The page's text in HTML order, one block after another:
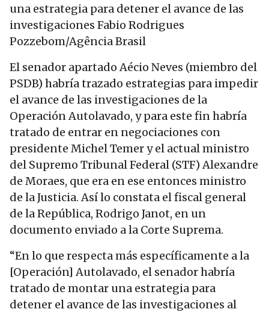
una estrategia para detener el avance de las
investigaciones Fabio Rodrigues
Pozzebom/Agência Brasil
El senador apartado Aécio Neves (miembro del
PSDB) habría trazado estrategias para impedir
el avance de las investigaciones de la
Operación Autolavado, y para este fin habría
tratado de entrar en negociaciones con
presidente Michel Temer y el actual ministro
del Supremo Tribunal Federal (STF) Alexandre
de Moraes, que era en ese entonces ministro
de la Justicia. Así lo constata el fiscal general
de la República, Rodrigo Janot, en un
documento enviado a la Corte Suprema.
“En lo que respecta más específicamente a la
[Operación] Autolavado, el senador habría
tratado de montar una estrategia para
detener el avance de las investigaciones al